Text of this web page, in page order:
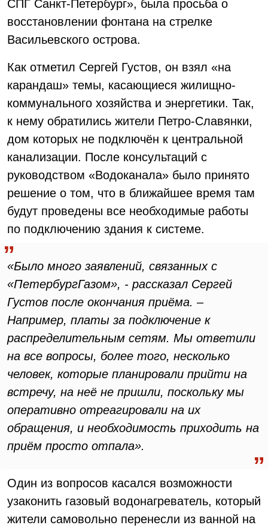
СПГ Санкт-Петербург», была просьба о
восстановлении фонтана на стрелке
Васильевского острова.
Как отметил Сергей Густов, он взял «на
карандаш» темы, касающиеся жилищно-
коммунального хозяйства и энергетики. Так,
к нему обратились жители Петро-Славянки,
дом которых не подключён к центральной
канализации. После консультаций с
руководством «Водоканала» было принято
решение о том, что в ближайшее время там
будут проведены все необходимые работы
по подключению здания к системе.
«Было много заявлений, связанных с
«ПетербургГазом», - рассказал Сергей
Густов после окончания приёма. –
Например, платы за подключение к
распределительным сетям. Мы ответили
на все вопросы, более того, несколько
человек, которые планировали прийти на
встречу, на неё не пришли, поскольку мы
оперативно отреагировали на их
обращения, и необходимость приходить на
приём просто отпала».
Один из вопросов касался возможности
узаконить газовый водонагреватель, который
жители самовольно перенесли из ванной на